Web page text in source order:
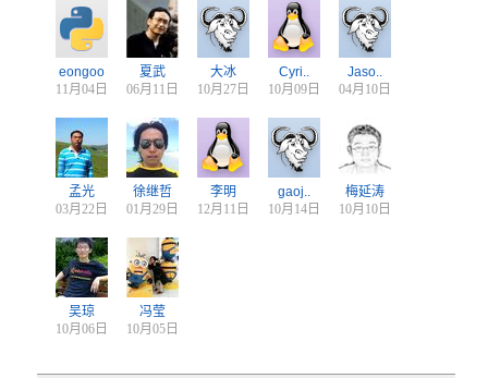
eongoo
11月04日
夏武
06月11日
大冰
10月27日
Cyri..
10月09日
Jaso..
04月10日
孟光
03月22日
徐继哲
01月29日
李明
12月11日
gaoj..
10月14日
梅延涛
10月10日
吴琼
10月06日
冯莹
10月05日